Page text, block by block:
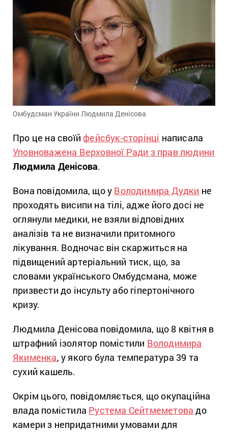
Омбудсман України Людмила Денісова
Про це на своїй фейсбук-сторінці написала
Уповноважена Верховної Ради з прав людини
Людмила Денісова.
Вона повідомила, що у Володимира Дудки не
проходять висипи на тілі, адже його досі не
оглянули медики, не взяли відповідних
аналізів та не визначили притомного
лікування. Водночас він скаржиться на
підвищений артеріальний тиск, що, за
словами українського Омбудсмана, може
призвести до інсульту або гіпертонічного
кризу.
Людмила Денісова повідомила, що 8 квітня в
штрафний ізолятор помістили Володимира
Якименка, у якого була температура 39 та
сухий кашель.
Окрім цього, повідомляється, що окупаційна
влада помістила Рустема Сейтмеметова до
камери з непридатними умовами для